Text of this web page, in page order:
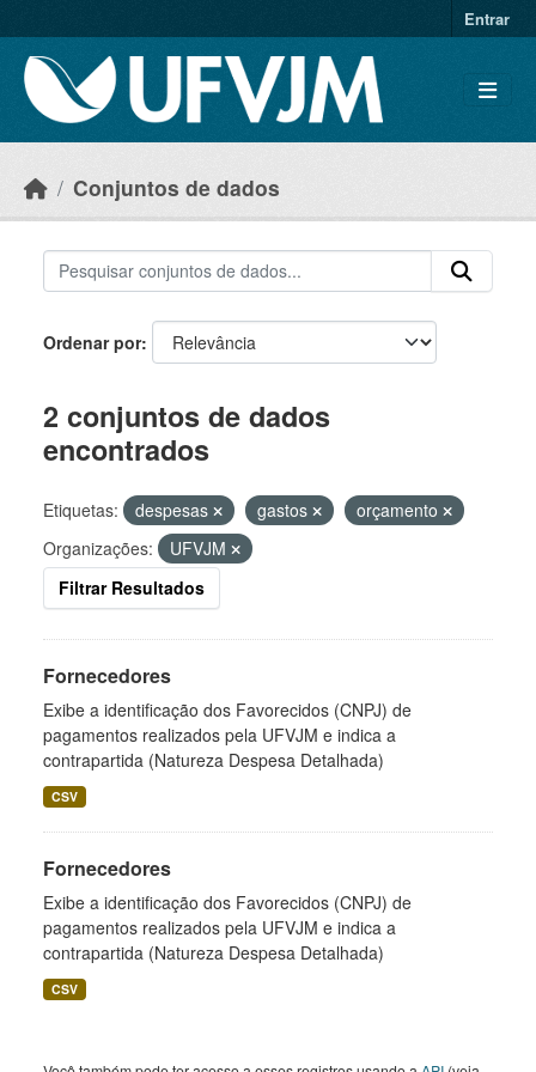
Entrar
Conjuntos de dados
Ordenar por
2 conjuntos de dados
encontrados
Etiquetas: despesas gastos
orçamento
Organizações:
UFVJM
Filtrar Resultados
Fornecedores
Exibe a identificação dos Favorecidos (CNPJ) de
pagamentos realizados pela UFVJM e indica a
contrapartida (Natureza Despesa Detalhada)
CSV
Fornecedores
Exibe a identificação dos Favorecidos (CNPJ) de
pagamentos realizados pela UFVJM e indica a
contrapartida (Natureza Despesa Detalhada)
CSV